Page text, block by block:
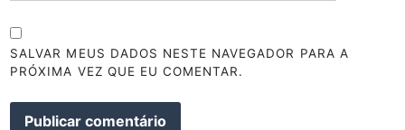
SALVAR MEUS DADOS NESTE NAVEGADOR PARA A
PRÓXIMA VEZ QUE EU COMENTAR.